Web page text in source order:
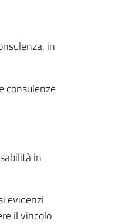
in
consulenze
in
evidenzi
il vincolo